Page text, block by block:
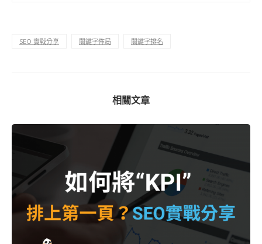
SEO 實戰分享 關鍵字佈局 關鍵字排名
相關文章